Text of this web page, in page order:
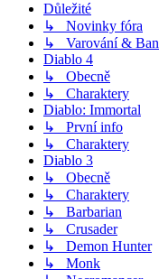
Důležité
↳ Novinky fóra
↳ Varování & Ban
Diablo 4
↳ Obecně
↳ Charaktery
Diablo: Immortal
↳ První info
↳ Charaktery
Diablo 3
↳ Obecně
↳ Charaktery
↳ Barbarian
↳ Crusader
↳ Demon Hunter
↳ Monk